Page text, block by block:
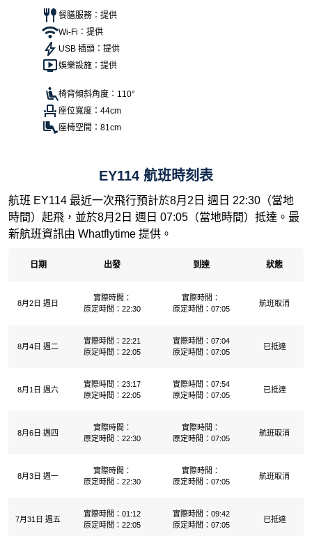
餐膳服務：提供
Wi-Fi：提供
USB 插頭：提供
娛樂設施：提供
椅背傾斜角度：110°
座位寬度：44cm
座椅空間：81cm
EY114 航班時刻表
航班 EY114 最近一次飛行預計於8月2日 週日 22:30（當地
時間）起飛，並於8月2日 週日 07:05（當地時間）抵達。最
新航班資訊由 Whatflytime 提供。
日期 出發 到達 狀態
8月2日 週日
實際時間：
原定時間：22:30
實際時間：
原定時間：07:05
航班取消
8月4日 週二
實際時間：22:21
原定時間：22:05
實際時間：07:04
原定時間：07:05
已抵達
8月1日 週六
實際時間：23:17
原定時間：22:05
實際時間：07:54
原定時間：07:05
已抵達
8月6日 週四
實際時間：
原定時間：22:30
實際時間：
原定時間：07:05
航班取消
8月3日 週一
實際時間：
原定時間：22:30
實際時間：
原定時間：07:05
航班取消
7月31日 週五
實際時間：01:12
原定時間：22:05
實際時間：09:42
原定時間：07:05
已抵達